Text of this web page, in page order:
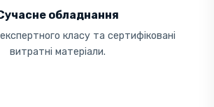
обладнання
класу та сертифіковані
витратні матеріали.